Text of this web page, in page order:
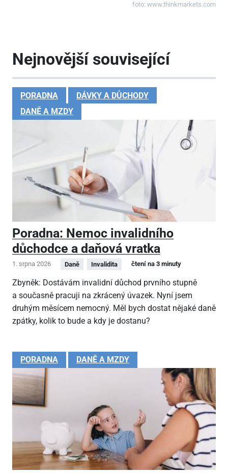
foto: www.thinkmarkets.com
Nejnovější související
PORADNA
DÁVKY A DŮCHODY
DANĚ A MZDY
Poradna: Nemoc invalidního
důchodce a daňová vratka
1. srpna 2026 Daně Invalidita čtení na 3 minuty
Zbyněk: Dostávám invalidní důchod prvního stupně
a současně pracuji na zkrácený úvazek. Nyní jsem
druhým měsícem nemocný. Měl bych dostat nějaké daně
zpátky, kolik to bude a kdy je dostanu?
PORADNA DANĚ A MZDY